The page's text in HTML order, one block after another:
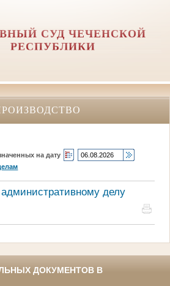
СУД ЧЕЧЕНСКОЙ
РЕСПУБЛИКИ
на дату
делу
ДОКУМЕНТОВ В